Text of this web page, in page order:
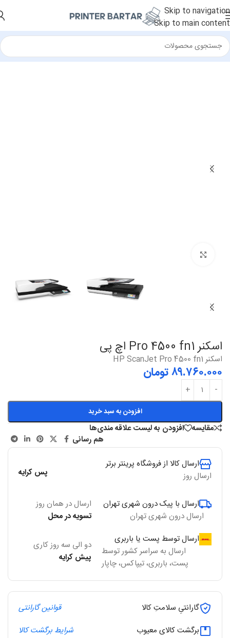
Skip to navigation
Skip to main content
خانه/اسکنر
اسکنر Pro 4500 fn1 اچ پی
اسکنر HP ScanJet Pro 4500 fn1
۸۹.۷۶۰.۰۰۰تومان
افزودن به سبد خرید
مقایسه
افزودن به لیست علاقه مندی‌ها
هم رسانی
ارسال کالا از فروشگاه پرینتر برتر
ارسال روز
پس کرایه
ارسال با پیک درون شهری تهران
ارسال درون شهری تهران
ارسال در همان روز
تسویه در محل
ارسال توسط پست یا باربری
ارسال به سراسر کشور توسط
پست، باربری، تیپاکس، چاپار
دو الی سه روز کاری
پیش کرایه
گارانتیِ سلامتِ کالا
قوانین گارانتی
برگشت کالای معیوب
شرایط برگشت کالا